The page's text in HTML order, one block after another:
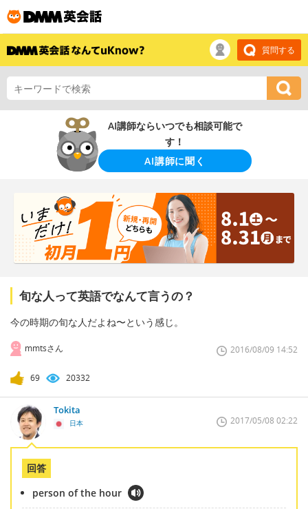
質問する
AI講師ならいつでも相談可能で
す！
AI講師に聞く
旬な人って英語でなんて言うの？
今の時期の旬な人だよね〜という感じ。
mmtsさん 2016/08/09 14:52
69 20332
Tokita
日本 2017/05/08 02:22
回答
person of the hour